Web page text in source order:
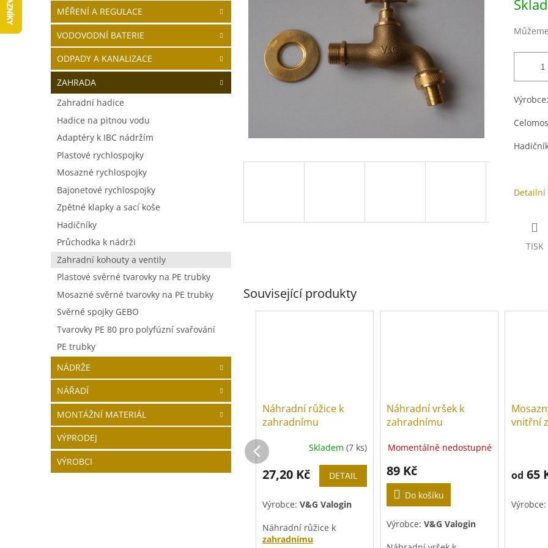
p
n
l
MĚŘENÍ A REGULACE
VODOVODNÍ BATERIE
ODPADY A KANALIZACE
ZAHRADA
Zahradní hadice
Hadice na pitnou vodu
Adaptéry k IBC nádržím
Plastové rychlospojky
Mosazné rychlospojky
Bajonetové rychlospojky
Zpětné klapky a sací koše
Hadičníky
Průchodka k nádrži
Zahradní kohouty a ventily
Plastové svěrné tvarovky na PE trubky
Mosazné svěrné tvarovky na PE trubky
Svěrné spojky GEBO
Tvarovky PE 80 pro polyfúzní svařování
PE trubky
NÁDRŽE
NÁŘADÍ
MONTÁŽNÍ MATERIÁL
VÝPRODEJ
VÝROBCI
cena:
Výrobce:
TISK
Související produkty
Náhradní růžice k
zahradnímu
Skladem(7 ks)
27,20 Kč DETAIL
Výrobce: V&G Valogin
Náhradní růžice k
zahradnímu
Náhradní vršek k
zahradnímu
Momentálně nedostupné
89 Kč
Do košíku
Výrobce:V&G Valogin
vnitřní
od 65
Výrobce: